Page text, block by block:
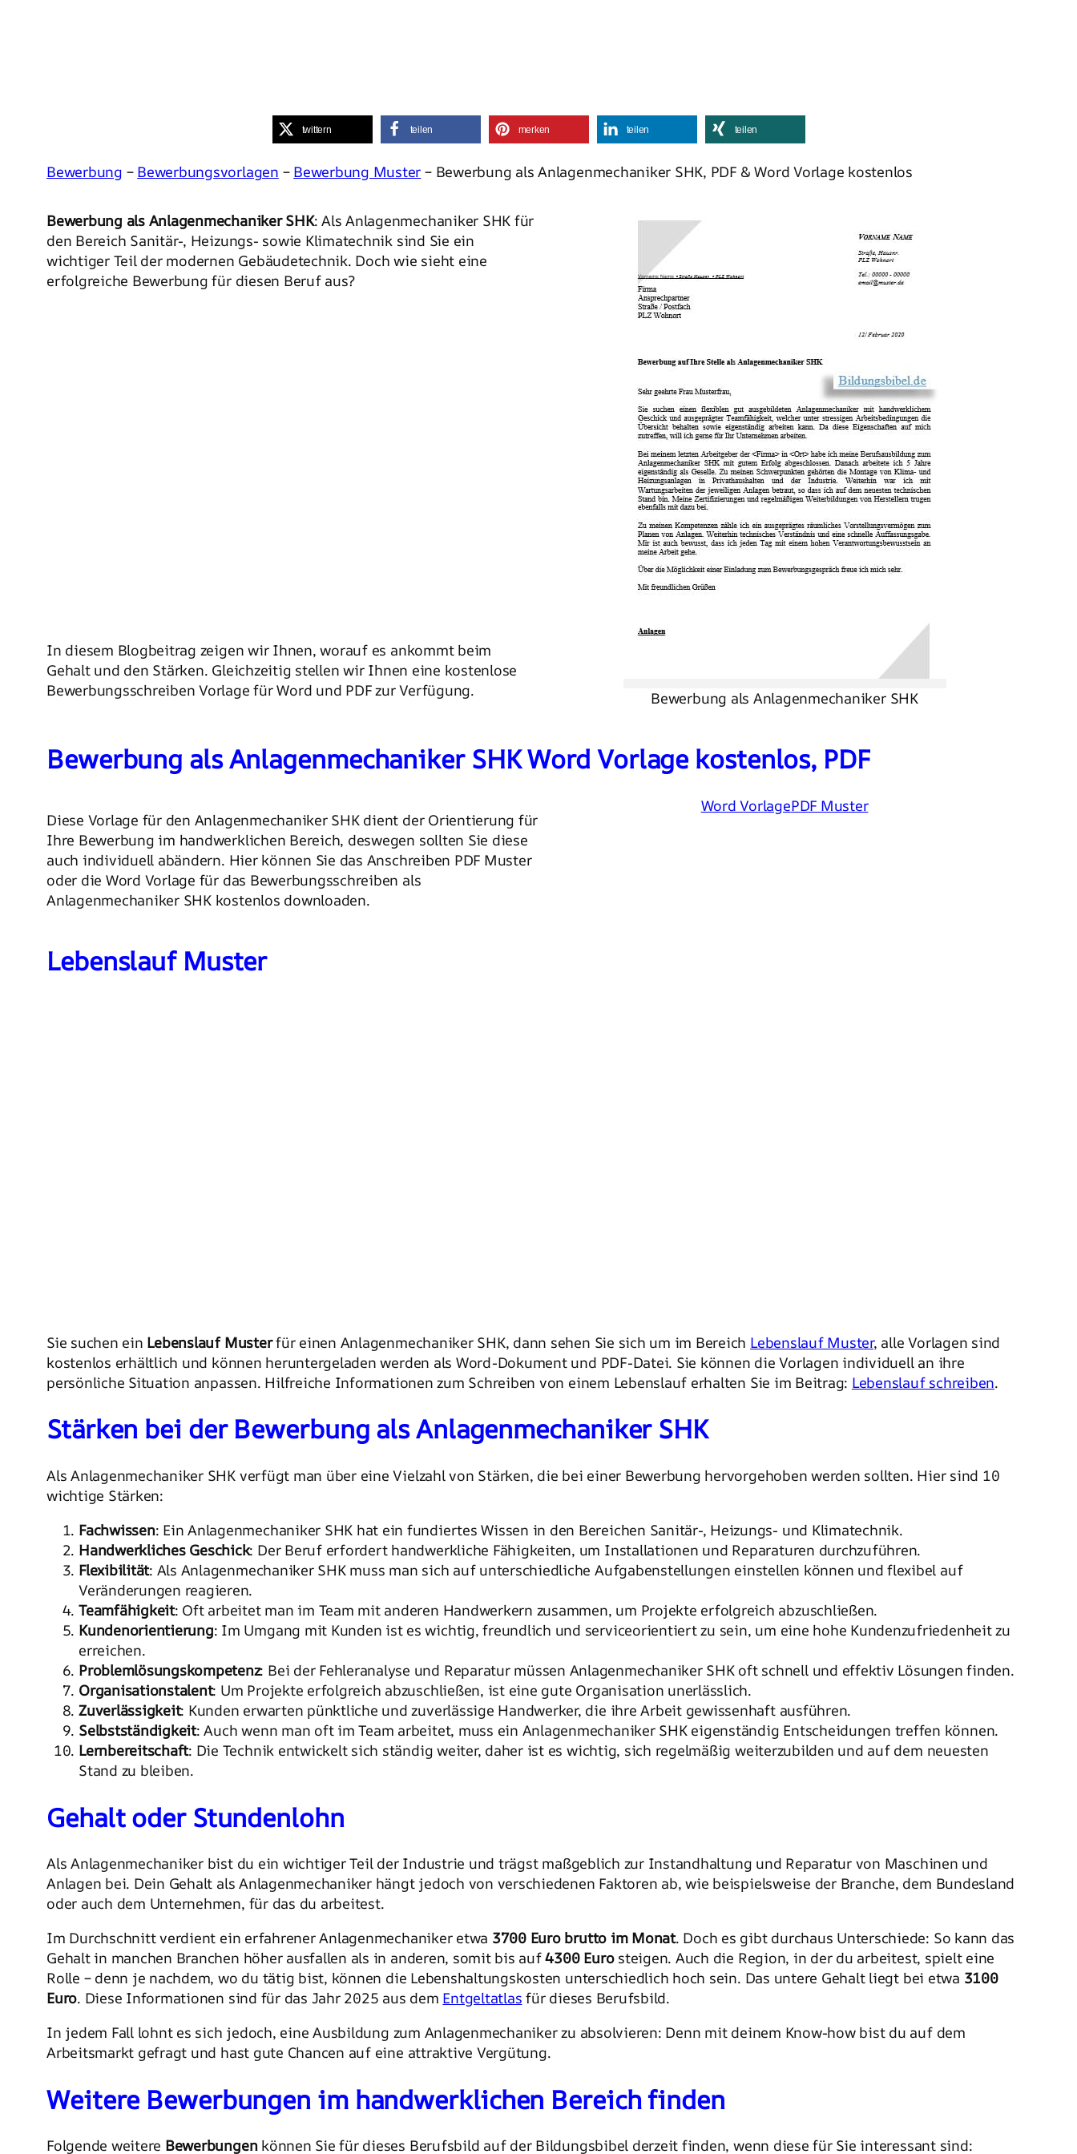
twittern teilen merken teilen teilen
Bewerbung – Bewerbungsvorlagen – Bewerbung Muster – Bewerbung als Anlagenmechaniker SHK, PDF & Word Vorlage kostenlos
Bewerbung als Anlagenmechaniker SHK: Als Anlagenmechaniker SHK für
den Bereich Sanitär-, Heizungs- sowie Klimatechnik sind Sie ein
wichtiger Teil der modernen Gebäudetechnik. Doch wie sieht eine
erfolgreiche Bewerbung für diesen Beruf aus?
In diesem Blogbeitrag zeigen wir Ihnen, worauf es ankommt beim
Gehalt und den Stärken. Gleichzeitig stellen wir Ihnen eine kostenlose
Bewerbungsschreiben Vorlage für Word und PDF zur Verfügung.
Bewerbung als Anlagenmechaniker SHK
Bewerbung als Anlagenmechaniker SHK Word Vorlage kostenlos, PDF
Diese Vorlage für den Anlagenmechaniker SHK dient der Orientierung für
Ihre Bewerbung im handwerklichen Bereich, deswegen sollten Sie diese
auch individuell abändern. Hier können Sie das Anschreiben PDF Muster
oder die Word Vorlage für das Bewerbungsschreiben als
Anlagenmechaniker SHK kostenlos downloaden.
Word VorlagePDF Muster
Lebenslauf Muster
Sie suchen ein Lebenslauf Musterfür einen Anlagenmechaniker SHK, dann sehen Sie sich um im Bereich Lebenslauf Muster, alle Vorlagen sind
kostenlos erhältlich und können heruntergeladen werden als Word-Dokument und PDF-Datei. Sie können die Vorlagen individuell an ihre
persönliche Situation anpassen. Hilfreiche Informationen zum Schreiben von einem Lebenslauf erhalten Sie im Beitrag: Lebenslauf schreiben.
Stärken bei der Bewerbung als Anlagenmechaniker SHK
Als Anlagenmechaniker SHK verfügt man über eine Vielzahl von Stärken, die bei einer Bewerbung hervorgehoben werden sollten. Hier sind 10
wichtige Stärken:
Fachwissen: Ein Anlagenmechaniker SHK hat ein fundiertes Wissen in den Bereichen Sanitär-, Heizungs- und Klimatechnik.
Handwerkliches Geschick: Der Beruf erfordert handwerkliche Fähigkeiten, um Installationen und Reparaturen durchzuführen.
Flexibilität: Als Anlagenmechaniker SHK muss man sich auf unterschiedliche Aufgabenstellungen einstellen können und flexibel auf
Veränderungen reagieren.
Teamfähigkeit: Oft arbeitet man im Team mit anderen Handwerkern zusammen, um Projekte erfolgreich abzuschließen.
Kundenorientierung: Im Umgang mit Kunden ist es wichtig, freundlich und serviceorientiert zu sein, um eine hohe Kundenzufriedenheit zu
erreichen.
Problemlösungskompetenz: Bei der Fehleranalyse und Reparatur müssen Anlagenmechaniker SHK oft schnell und effektiv Lösungen finden.
Organisationstalent: Um Projekte erfolgreich abzuschließen, ist eine gute Organisation unerlässlich.
Zuverlässigkeit: Kunden erwarten pünktliche und zuverlässige Handwerker, die ihre Arbeit gewissenhaft ausführen.
Selbstständigkeit: Auch wenn man oft im Team arbeitet, muss ein Anlagenmechaniker SHK eigenständig Entscheidungen treffen können.
Lernbereitschaft: Die Technik entwickelt sich ständig weiter, daher ist es wichtig, sich regelmäßig weiterzubilden und auf dem neuesten
Stand zu bleiben.
Gehalt oder Stundenlohn
Als Anlagenmechaniker bist du ein wichtiger Teil der Industrie und trägst maßgeblich zur Instandhaltung und Reparatur von Maschinen und
Anlagen bei. Dein Gehalt als Anlagenmechaniker hängt jedoch von verschiedenen Faktoren ab, wie beispielsweise der Branche, dem Bundesland
oder auch dem Unternehmen, für das du arbeitest.
Im Durchschnitt verdient ein erfahrener Anlagenmechaniker etwa 3700 Euro brutto im Monat. Doch es gibt durchaus Unterschiede: So kann das
Gehalt in manchen Branchen höher ausfallen als in anderen, somit bis auf4300 Eurosteigen. Auch die Region, in der du arbeitest, spielt eine
Rolle – denn je nachdem, wo du tätig bist, können die Lebenshaltungskosten unterschiedlich hoch sein. Das untere Gehalt liegt bei etwa 3100
Euro. Diese Informationen sind für das Jahr 2025 aus dem Entgeltatlas für dieses Berufsbild.
In jedem Fall lohnt es sich jedoch, eine Ausbildung zum Anlagenmechaniker zu absolvieren: Denn mit deinem Know-how bist du auf dem
Arbeitsmarkt gefragt und hast gute Chancen auf eine attraktive Vergütung.
Weitere Bewerbungen im handwerklichen Bereich finden
Folgende weitere Bewerbungenkönnen Sie für dieses Berufsbild auf der Bildungsbibel derzeit finden, wenn diese für Sie interessant sind: